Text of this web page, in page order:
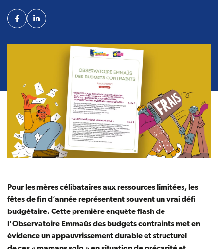
Partager
FacebookLinkedin
Pour les mères célibataires aux ressources limitées, les
fêtes de fin d’année représentent souvent un vrai défi
budgétaire. Cette première enquête flashde
l’Observatoire Emmaüs des budgets contraintsmet en
évidence un appauvrissement durable et structurel